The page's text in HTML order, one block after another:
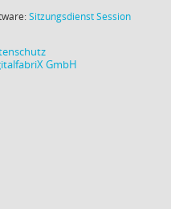
SitzungsdienstSession(Wird in
GmbH